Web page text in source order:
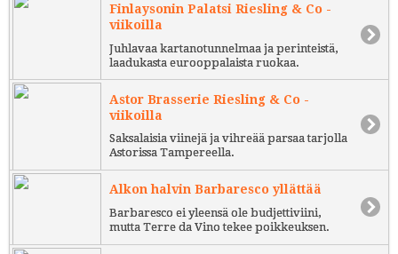
Finlaysonin Palatsi Riesling & Co -
viikoilla
Juhlavaa kartanotunnelmaa ja perinteistä,
laadukasta eurooppalaista ruokaa.
Astor Brasserie Riesling & Co -
viikoilla
Saksalaisia viinejä ja vihreää parsaa tarjolla
Astorissa Tampereella.
Alkon halvin Barbaresco yllättää
Barbaresco ei yleensä ole budjettiviini,
mutta Terre da Vino tekee poikkeuksen.